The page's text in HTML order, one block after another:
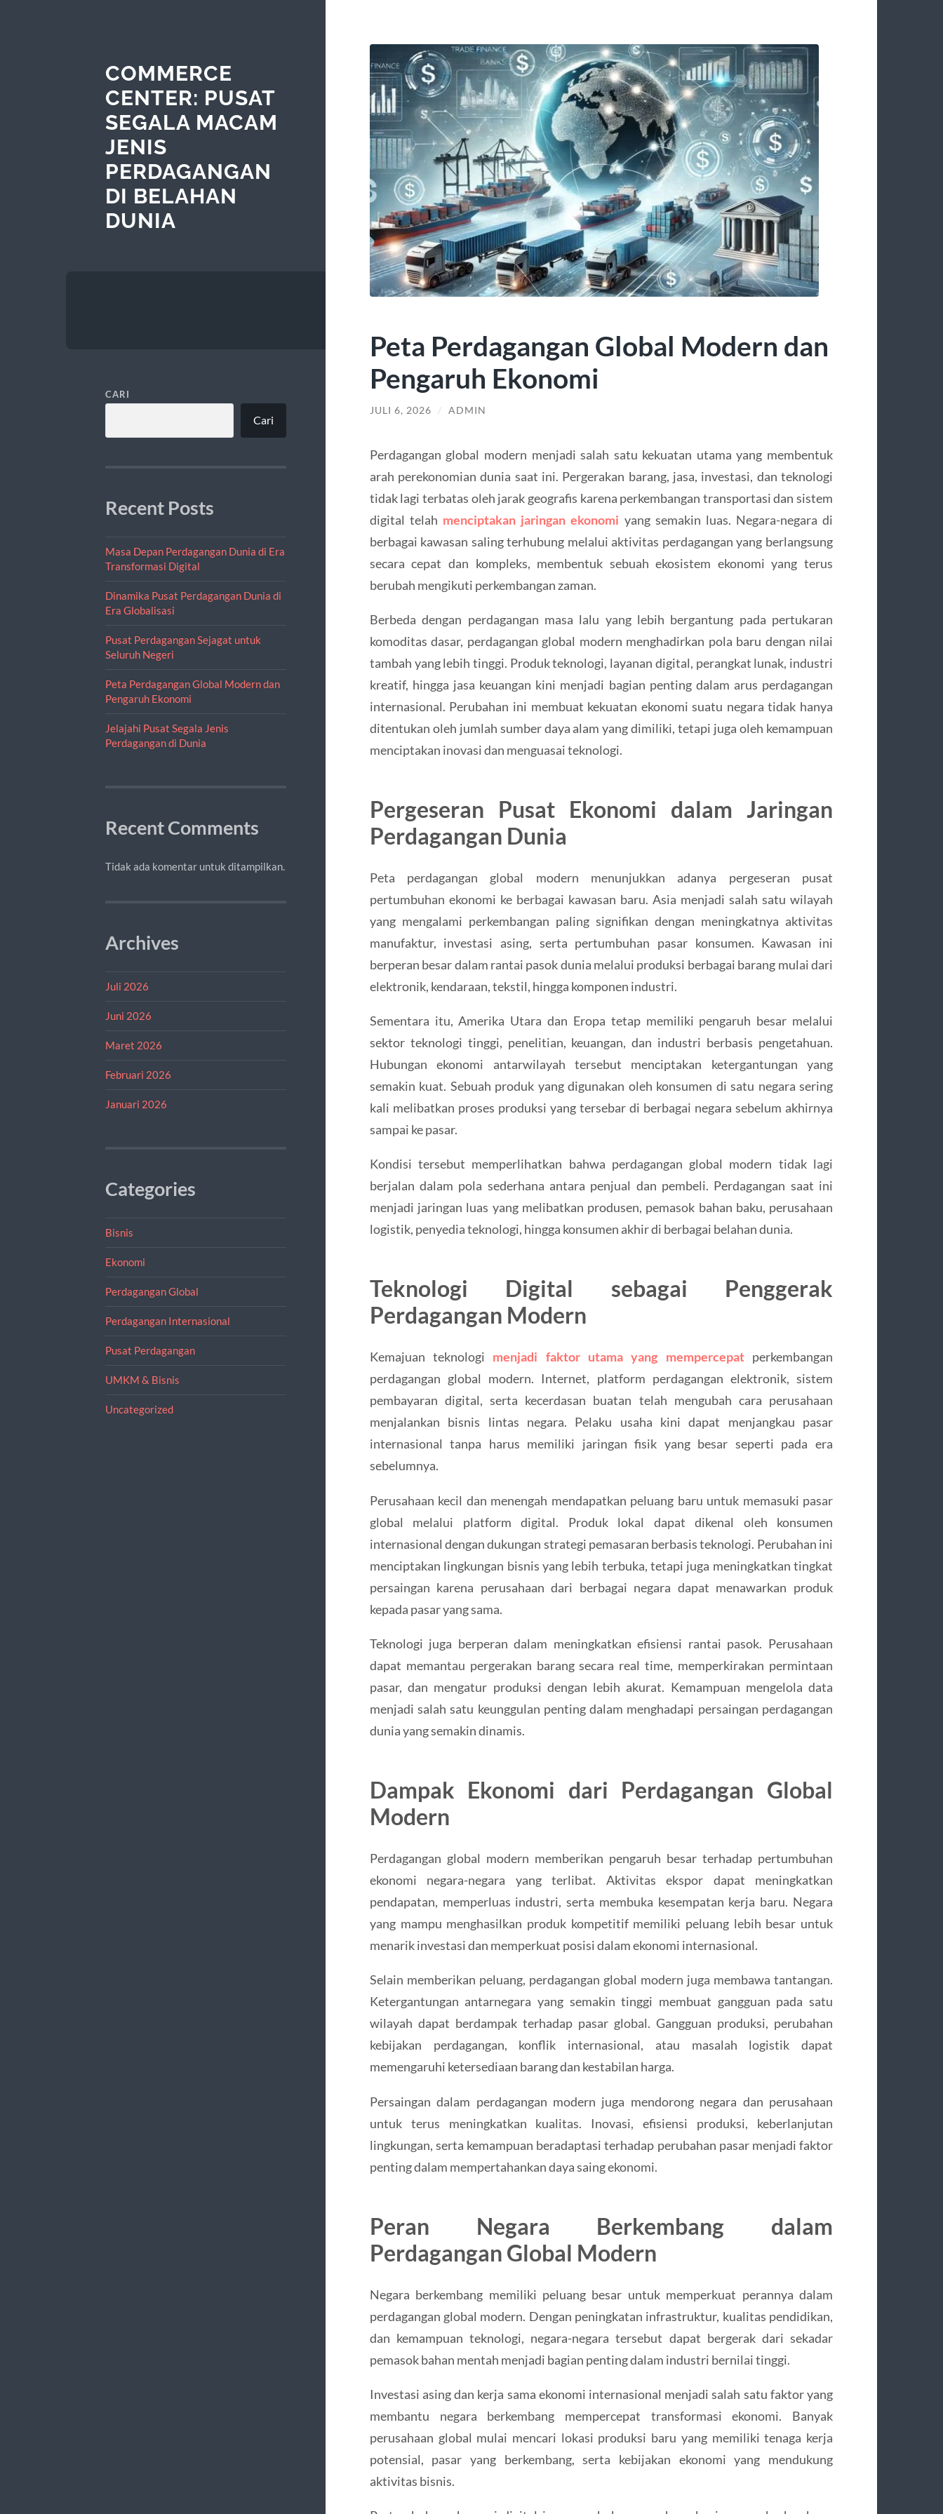
COMMERCE
CENTER: PUSAT
SEGALA MACAM
JENIS
PERDAGANGAN
DI BELAHAN
DUNIA
CARI
Cari
Recent Posts
Masa Depan Perdagangan Dunia di Era
Transformasi Digital
Dinamika Pusat Perdagangan Dunia di
Era Globalisasi
Pusat Perdagangan Sejagat untuk
Seluruh Negeri
Peta Perdagangan Global Modern dan
Pengaruh Ekonomi
Jelajahi Pusat Segala Jenis
Perdagangan di Dunia
Recent Comments
Tidak ada komentar untuk ditampilkan.
Archives
Juli 2026
Juni 2026
Maret 2026
Februari 2026
Januari 2026
Categories
Bisnis
Ekonomi
Perdagangan Global
Perdagangan Internasional
Pusat Perdagangan
UMKM & Bisnis
Uncategorized
Peta Perdagangan Global Modern dan
Pengaruh Ekonomi
JULI 6, 2026 / ADMIN
Perdagangan global modern menjadi salah satu kekuatan utama yang membentuk
arah perekonomian dunia saat ini. Pergerakan barang, jasa, investasi, dan teknologi
tidak lagi terbatas oleh jarak geografis karena perkembangan transportasi dan sistem
digital telah menciptakan jaringan ekonomi yang semakin luas. Negara-negara di
berbagai kawasan saling terhubung melalui aktivitas perdagangan yang berlangsung
secara cepat dan kompleks, membentuk sebuah ekosistem ekonomi yang terus
berubah mengikuti perkembangan zaman.
Berbeda dengan perdagangan masa lalu yang lebih bergantung pada pertukaran
komoditas dasar, perdagangan global modern menghadirkan pola baru dengan nilai
tambah yang lebih tinggi. Produk teknologi, layanan digital, perangkat lunak, industri
kreatif, hingga jasa keuangan kini menjadi bagian penting dalam arus perdagangan
internasional. Perubahan ini membuat kekuatan ekonomi suatu negara tidak hanya
ditentukan oleh jumlah sumber daya alam yang dimiliki, tetapi juga oleh kemampuan
menciptakan inovasi dan menguasai teknologi.
Pergeseran Pusat Ekonomi dalam Jaringan
Perdagangan Dunia
Peta perdagangan global modern menunjukkan adanya pergeseran pusat
pertumbuhan ekonomi ke berbagai kawasan baru. Asia menjadi salah satu wilayah
yang mengalami perkembangan paling signifikan dengan meningkatnya aktivitas
manufaktur, investasi asing, serta pertumbuhan pasar konsumen. Kawasan ini
berperan besar dalam rantai pasok dunia melalui produksi berbagai barang mulai dari
elektronik, kendaraan, tekstil, hingga komponen industri.
Sementara itu, Amerika Utara dan Eropa tetap memiliki pengaruh besar melalui
sektor teknologi tinggi, penelitian, keuangan, dan industri berbasis pengetahuan.
Hubungan ekonomi antarwilayah tersebut menciptakan ketergantungan yang
semakin kuat. Sebuah produk yang digunakan oleh konsumen di satu negara sering
kali melibatkan proses produksi yang tersebar di berbagai negara sebelum akhirnya
sampai ke pasar.
Kondisi tersebut memperlihatkan bahwa perdagangan global modern tidak lagi
berjalan dalam pola sederhana antara penjual dan pembeli. Perdagangan saat ini
menjadi jaringan luas yang melibatkan produsen, pemasok bahan baku, perusahaan
logistik, penyedia teknologi, hingga konsumen akhir di berbagai belahan dunia.
Teknologi Digital sebagai Penggerak
Perdagangan Modern
Kemajuan teknologi menjadi faktor utama yang mempercepatperkembangan
perdagangan global modern. Internet, platform perdagangan elektronik, sistem
pembayaran digital, serta kecerdasan buatan telah mengubah cara perusahaan
menjalankan bisnis lintas negara. Pelaku usaha kini dapat menjangkau pasar
internasional tanpa harus memiliki jaringan fisik yang besar seperti pada era
sebelumnya.
Perusahaan kecil dan menengah mendapatkan peluang baru untuk memasuki pasar
global melalui platform digital. Produk lokal dapat dikenal oleh konsumen
internasional dengan dukungan strategi pemasaran berbasis teknologi. Perubahan ini
menciptakan lingkungan bisnis yang lebih terbuka, tetapi juga meningkatkan tingkat
persaingan karena perusahaan dari berbagai negara dapat menawarkan produk
kepada pasar yang sama.
Teknologi juga berperan dalam meningkatkan efisiensi rantai pasok. Perusahaan
dapat memantau pergerakan barang secara real time, memperkirakan permintaan
pasar, dan mengatur produksi dengan lebih akurat. Kemampuan mengelola data
menjadi salah satu keunggulan penting dalam menghadapi persaingan perdagangan
dunia yang semakin dinamis.
Dampak Ekonomi dari Perdagangan Global
Modern
Perdagangan global modern memberikan pengaruh besar terhadap pertumbuhan
ekonomi negara-negara yang terlibat. Aktivitas ekspor dapat meningkatkan
pendapatan, memperluas industri, serta membuka kesempatan kerja baru. Negara
yang mampu menghasilkan produk kompetitif memiliki peluang lebih besar untuk
menarik investasi dan memperkuat posisi dalam ekonomi internasional.
Selain memberikan peluang, perdagangan global modern juga membawa tantangan.
Ketergantungan antarnegara yang semakin tinggi membuat gangguan pada satu
wilayah dapat berdampak terhadap pasar global. Gangguan produksi, perubahan
kebijakan perdagangan, konflik internasional, atau masalah logistik dapat
memengaruhi ketersediaan barang dan kestabilan harga.
Persaingan dalam perdagangan modern juga mendorong negara dan perusahaan
untuk terus meningkatkan kualitas. Inovasi, efisiensi produksi, keberlanjutan
lingkungan, serta kemampuan beradaptasi terhadap perubahan pasar menjadi faktor
penting dalam mempertahankan daya saing ekonomi.
Peran Negara Berkembang dalam
Perdagangan Global Modern
Negara berkembang memiliki peluang besar untuk memperkuat perannya dalam
perdagangan global modern. Dengan peningkatan infrastruktur, kualitas pendidikan,
dan kemampuan teknologi, negara-negara tersebut dapat bergerak dari sekadar
pemasok bahan mentah menjadi bagian penting dalam industri bernilai tinggi.
Investasi asing dan kerja sama ekonomi internasional menjadi salah satu faktor yang
membantu negara berkembang mempercepat transformasi ekonomi. Banyak
perusahaan global mulai mencari lokasi produksi baru yang memiliki tenaga kerja
potensial, pasar yang berkembang, serta kebijakan ekonomi yang mendukung
aktivitas bisnis.